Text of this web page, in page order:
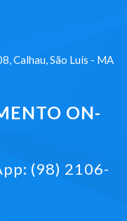
Calhau, São Luís - MA
ON-
(98) 2106-